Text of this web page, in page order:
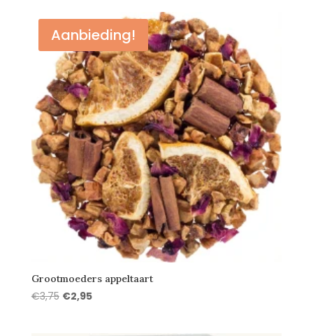
Aanbieding!
Grootmoeders appeltaart
€3,75 Oorspronkelijke
€2,95Huidige